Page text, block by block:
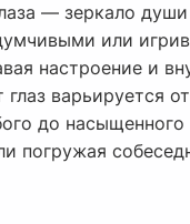
— зеркало
или
настроение и
варьируется
до насыщенного
погружая